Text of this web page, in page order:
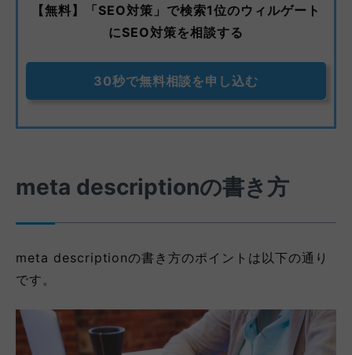
【無料】「SEO対策」で検索1位のウィルゲート
にSEO対策を相談する
30秒で無料相談を申し込む
meta descriptionの書き方
meta descriptionの書き方のポイントは以下の通り
です。